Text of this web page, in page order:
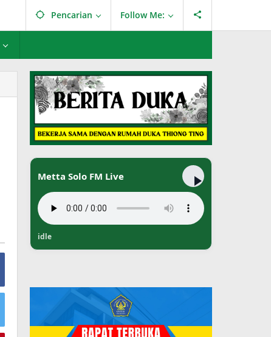
Pencarian Follow Me:
Metta Solo FM Live
idle